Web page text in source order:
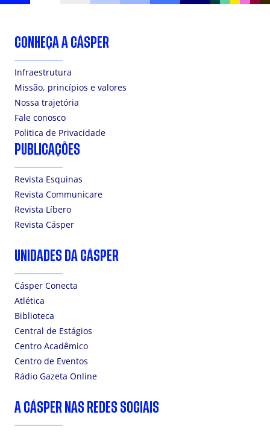
CONHEÇA A CÁSPER
Infraestrutura
Missão, princípios e valores
Nossa trajetória
Fale conosco
Politica de Privacidade
PUBLICAÇÕES
Revista Esquinas
Revista Communicare
Revista Líbero
Revista Cásper
UNIDADES DA CÁSPER
Cásper Conecta
Atlética
Biblioteca
Central de Estágios
Centro Acadêmico
Centro de Eventos
Rádio Gazeta Online
A CÁSPER NAS REDES SOCIAIS